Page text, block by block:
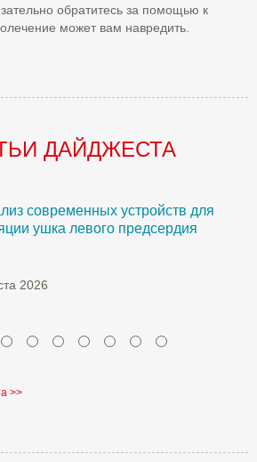
обратитесь за помощью к
может вам навредить.
ДАЙДЖЕСТА
современных устройств для
ушка левого предсердия
2026
>>